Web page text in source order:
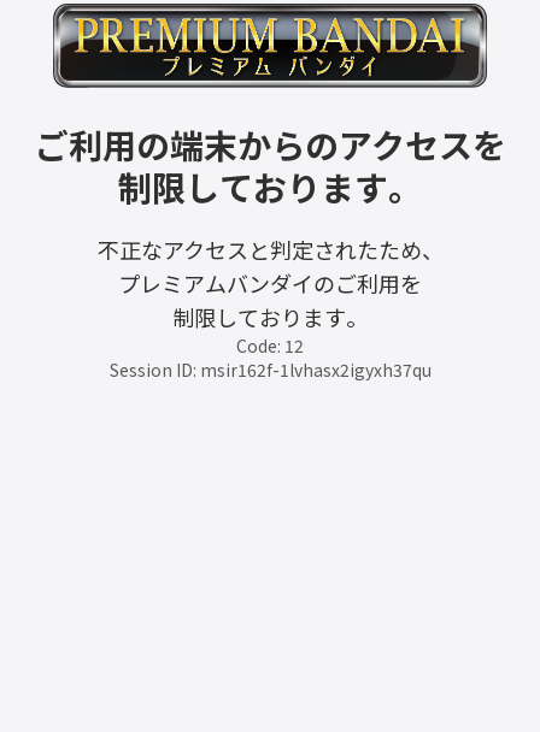
ご利用の端末からのアクセスを
制限しております。
不正なアクセスと判定されたため、
プレミアムバンダイのご利用を
制限しております。
Code: 12
Session ID: msir162f-1lvhasx2igyxh37qu